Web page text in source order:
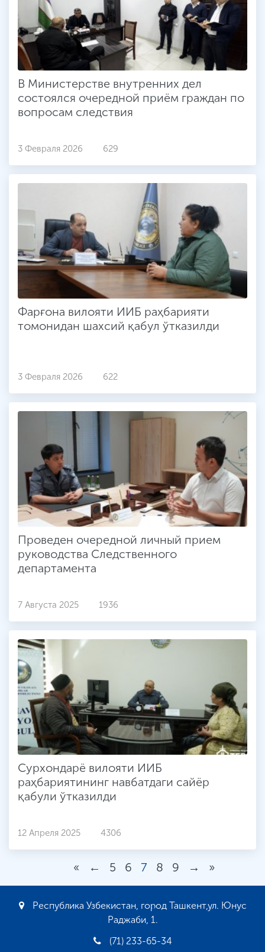
В Министерстве внутренних дел
состоялся очередной приём граждан по
вопросам следствия
3 Февраля 2026 629
Фарғона вилояти ИИБ раҳбарияти
томонидан шахсий қабул ўтказилди
3 Февраля 2026 622
Проведен очередной личный прием
руководства Следственного
департамента
7 Августа 2025 1936
Сурхондарё вилояти ИИБ
раҳбариятининг навбатдаги сайёр
қабули ўтказилди
12 Апреля 2025 4306
« ← 5 6 7 8 9 → »
Республика Узбекистан, город Ташкент,ул. Юнус
Раджаби, 1.
(71) 233-65-34